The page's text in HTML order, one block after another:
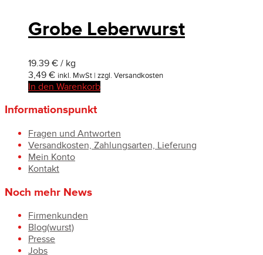
Grobe Leberwurst
19.39 € / kg
3,49 € inkl. MwSt | zzgl. Versandkosten
In den Warenkorb
Informationspunkt
Fragen und Antworten
Versandkosten, Zahlungsarten, Lieferung
Mein Konto
Kontakt
Noch mehr News
Firmenkunden
Blog(wurst)
Presse
Jobs